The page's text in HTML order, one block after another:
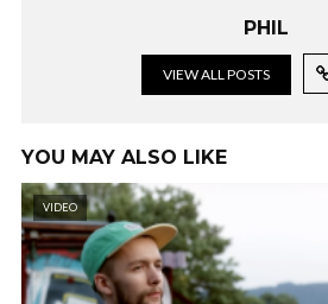
PHIL
VIEW ALL POSTS
YOU MAY ALSO LIKE
VIDEO